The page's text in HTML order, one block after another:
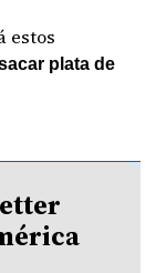
estos
plata de